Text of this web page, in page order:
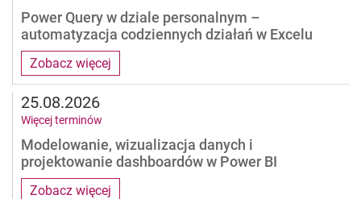
Zobacz więcej
Power Query w dziale personalnym –
automatyzacja codziennych działań w Excelu
Zobacz więcej
Modelowanie, wizualizacja danych i
projektowanie dashboardów w Power BI
25.08.2026
Więcej terminów